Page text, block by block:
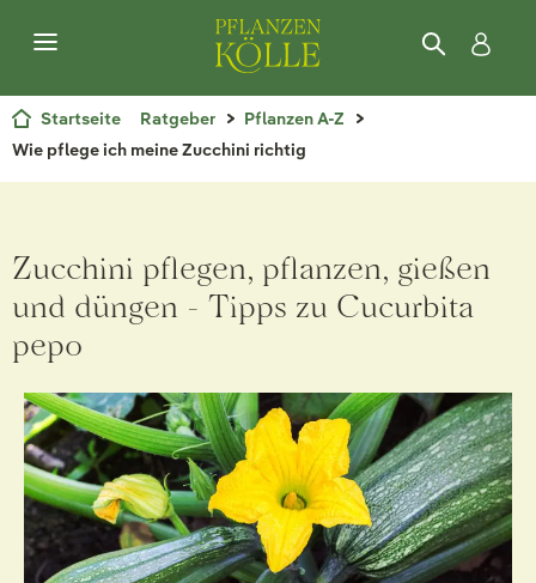
Startseite Ratgeber
Pflanzen A-Z
Wie pflege ich meine Zucchini richtig
Zucchini pflegen, pflanzen, gießen
und düngen - Tipps zu Cucurbita
pepo